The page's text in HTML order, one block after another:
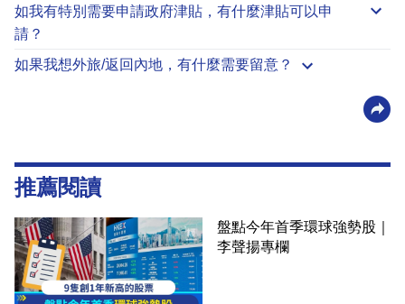
如我有特別需要申請政府津貼 ，有什麼津貼可以申
請？
如果我想外旅/返回內地，有什麼需要留意？
推薦閱讀
盤點今年首季環球強勢股｜
李聲揚專欄